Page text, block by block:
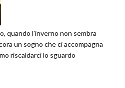
quando l'inverno non sembra
un sogno che ci accompagna
riscaldarci lo sguardo